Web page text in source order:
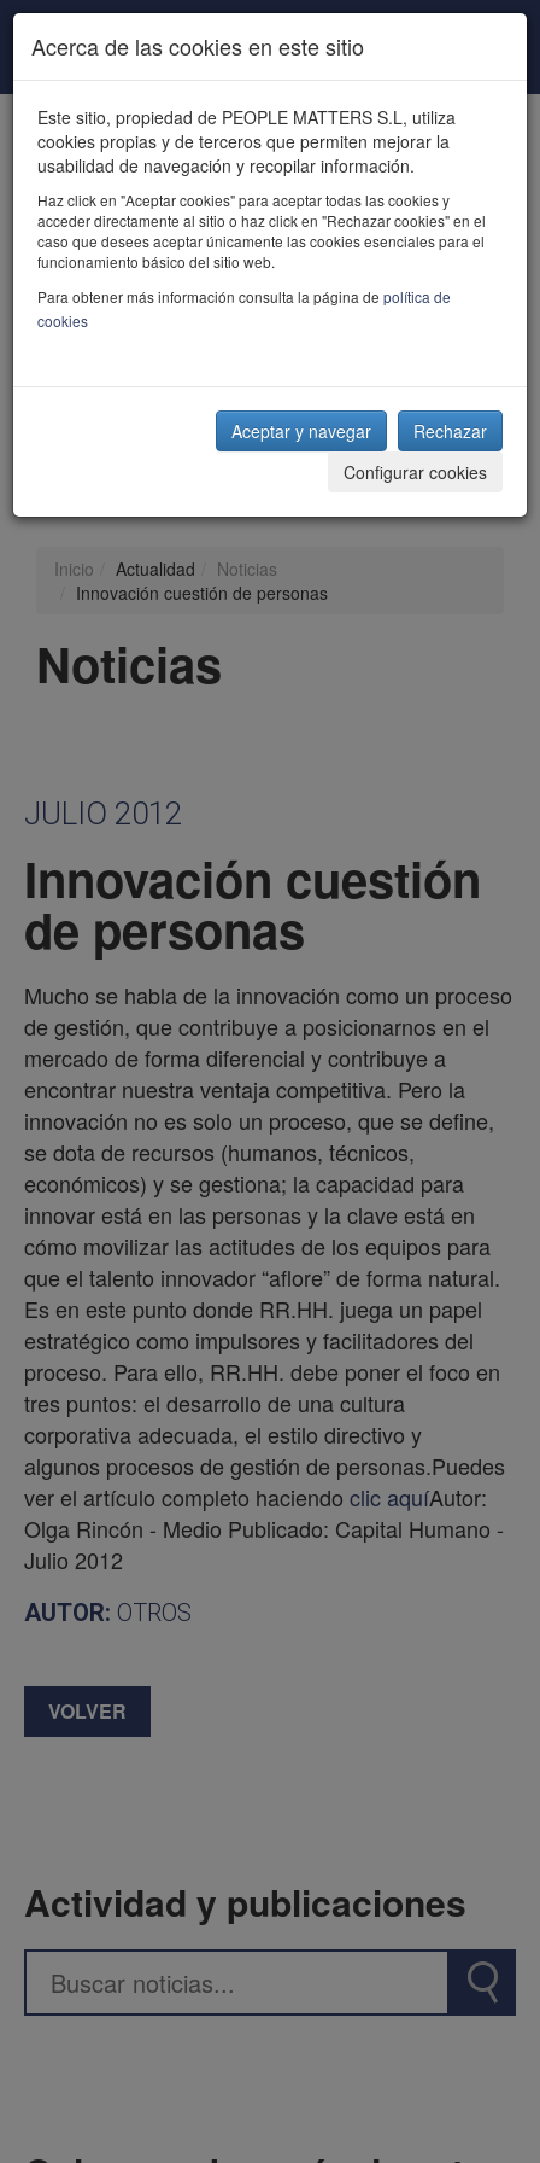
Pasar al contenido principal
powered by talent
Inicio Actualidad
Noticias
Innovación cuestión de personas
Noticias
JULIO 2012
Innovación cuestión
de personas
Mucho se habla de la innovación como un proceso
de gestión, que contribuye a posicionarnos en el
mercado de forma diferencial y contribuye a
encontrar nuestra ventaja competitiva. Pero la
innovación no es solo un proceso, que se define,
se dota de recursos (humanos, técnicos,
económicos) y se gestiona; la capacidad para
innovar está en las personas y la clave está en
cómo movilizar las actitudes de los equipos para
que el talento innovador “aflore” de forma natural.
Es en este punto donde RR.HH. juega un papel
estratégico como impulsores y facilitadores del
proceso. Para ello, RR.HH. debe poner el foco en
tres puntos: el desarrollo de una cultura
corporativa adecuada, el estilo directivo y
algunos procesos de gestión de personas.Puedes
ver el artículo completo haciendo clic aquíAutor:
Olga Rincón - Medio Publicado: Capital Humano -
Julio 2012
AUTOR: OTROS
VOLVER
Actividad y publicaciones
Acerca de las cookies en este sitio
Este sitio, propiedad de PEOPLE MATTERS S.L, utiliza
cookies propias y de terceros que permiten mejorar la
usabilidad de navegación y recopilar información.
Haz click en "Aceptar cookies" para aceptar todas las cookies y
acceder directamente al sitio o haz click en "Rechazar cookies" en el
caso que desees aceptar únicamente las cookies esenciales para el
funcionamiento básico del sitio web.
Para obtener más información consulta la página de política de
cookies
Aceptar y navegar
Rechazar
Configurar cookies